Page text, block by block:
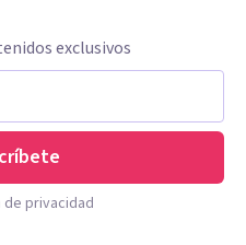
exclusivos
privacidad